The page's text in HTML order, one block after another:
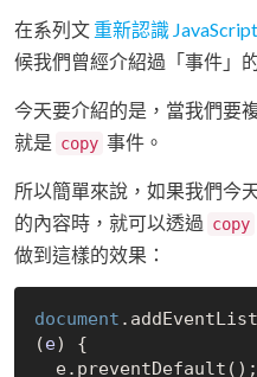
在系列文 重新認識
候我們曾經介紹過「事件」
今天要介紹的是，當我們要
就是 copy 事件。
所以簡單來說，如果我們今
的內容時，就可以透過 copy
做到這樣的效果：
document
(e) {